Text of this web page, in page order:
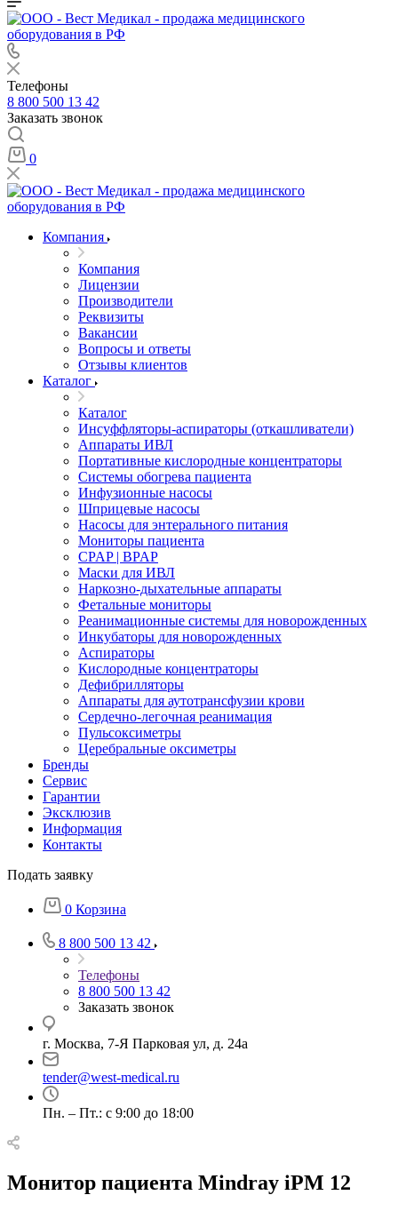
Телефоны
8 800 500 13 42
Заказать звонок
0
Компания
Компания
Лицензии
Производители
Реквизиты
Вакансии
Вопросы и ответы
Отзывы клиентов
Каталог
Каталог
Инсуффляторы-аспираторы (откашливатели)
Аппараты ИВЛ
Портативные кислородные концентраторы
Системы обогрева пациента
Инфузионные насосы
Шприцевые насосы
Насосы для энтерального питания
Мониторы пациента
CPAP | BPAP
Маски для ИВЛ
Наркозно-дыхательные аппараты
Фетальные мониторы
Реанимационные системы для новорожденных
Инкубаторы для новорожденных
Аспираторы
Кислородные концентраторы
Дефибрилляторы
Аппараты для аутотрансфузии крови
Сердечно-легочная реанимация
Пульсоксиметры
Церебральные оксиметры
Бренды
Сервис
Гарантии
Эксклюзив
Информация
Контакты
Подать заявку
0 Корзина
8 800 500 13 42
Телефоны
8 800 500 13 42
Заказать звонок
г. Москва, 7-Я Парковая ул, д. 24а
tender@west-medical.ru
Пн. – Пт.: с 9:00 до 18:00
Монитор пациента Mindray iPM 12